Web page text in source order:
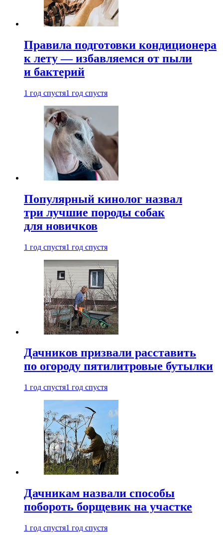
Правила подготовки кондиционера
к лету — избавляемся от пыли
и бактерий
1 год спустя1 год спустя
Популярный кинолог назвал
три лучшие породы собак
для новичков
1 год спустя1 год спустя
Дачников призвали расставить
по огороду пятилитровые бутылки
1 год спустя1 год спустя
Дачникам назвали способы
побороть борщевик на участке
1 год спустя1 год спустя